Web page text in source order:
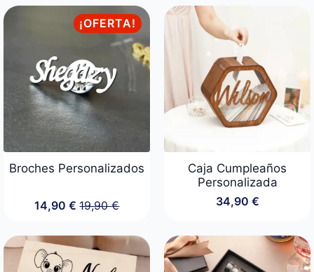
original
era:
29,90 €.
actual
es:
24,90 €.
¡OFERTA!
Broches Personalizados
19,90€
El
original
era:
19,90 €.
14,90 € El
actual
es:
14,90 €.
Caja Cumpleaños
Personalizada
34,90 €